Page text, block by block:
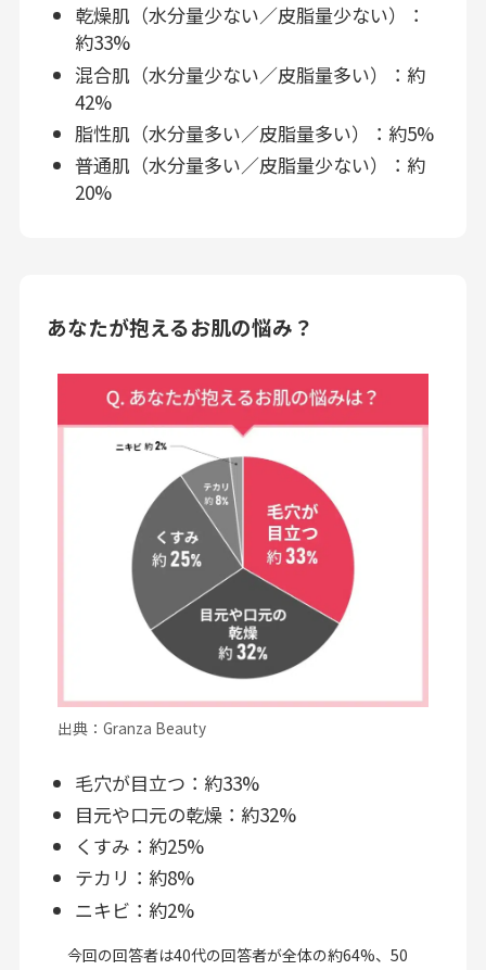
乾燥肌（水分量少ない／皮脂量少ない）：
約33%
混合肌（水分量少ない／皮脂量多い）：約
42%
脂性肌（水分量多い／皮脂量多い）：約5%
普通肌（水分量多い／皮脂量少ない）：約
20%
あなたが抱えるお肌の悩み？
出典：Granza Beauty
毛穴が目立つ：約33%
目元や口元の乾燥：約32%
くすみ：約25%
テカリ：約8%
ニキビ：約2%
今回の回答者は40代の回答者が全体の約64%、50